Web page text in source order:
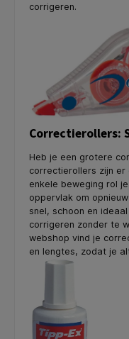
corrigeren.
Correctierollers:
Heb je een grotere
correctierollers zijn er
enkele beweging rol
oppervlak om
snel, schoon en
corrigeren zonder te
webshop vind je
en lengtes, zodat je